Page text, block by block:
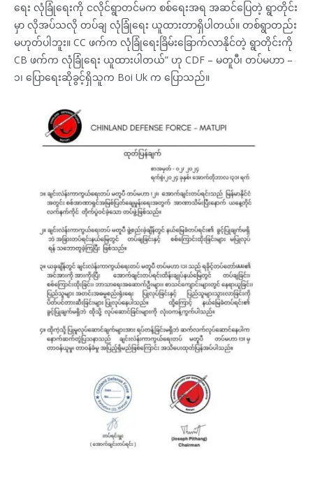
ရေး လုံခြုံရေးကို ငလိုင်ရွာတင်မက စစ်ရေးအရ အဆင်ပြေတဲ့ ရွာတိုင်း
မှာ လိုအပ်သလို တပ်ချ လုံခြုံရေး ယူထားတာရှိပါတယ်။ တစ်ရွာတည်း
မဟုတ်ပါဘူး။ CC ဖက်က လုံခြုံရေးခြိမ်းခြောက်လာနိုင်တဲ့ ရွာတိုင်းကို
CB ဖက်က လုံခြုံရေး ယူထားပါတယ်” ဟု CDF – မတူပီ၊ တပ်မဟာ –
၁၊ ပြောရေးဆိုခွင့်ရှိသူက Boi Uk က ပြောသည်။